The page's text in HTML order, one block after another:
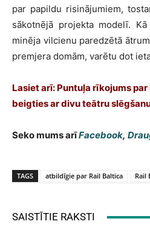
par papildu risinājumiem,
sākotnējā projekta modelī.
minēja vilcienu paredzētā
premjera domām, varētu dot
Lasiet arī: Puntuļa rīkojums
beigties ar divu teātru
Seko mums arīFacebook,
TAGS atbildīgie par Rail Baltica Rail
SAISTĪTIE RAKSTI